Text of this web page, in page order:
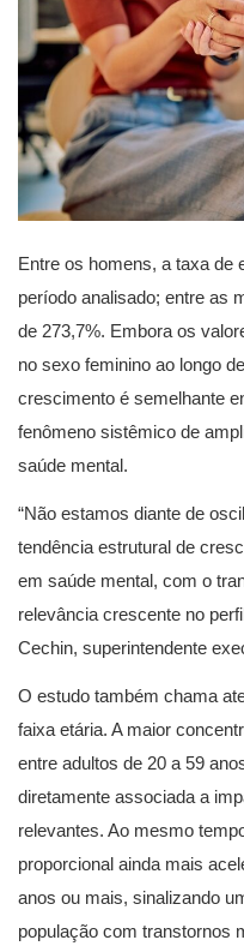
Entre os homens, a taxa de
período analisado; entre as
de 273,7%. Embora os
no sexo feminino ao longo
crescimento é semelhante
fenômeno sistêmico de
saúde mental.
“Não estamos diante de
tendência estrutural de
em saúde mental, com o
relevância crescente no
Cechin, superintendente
O estudo também chama
faixa etária. A maior
entre adultos de 20 a 59
diretamente associada a
relevantes. Ao mesmo
proporcional ainda mais
anos ou mais, sinalizando
população com transtornos